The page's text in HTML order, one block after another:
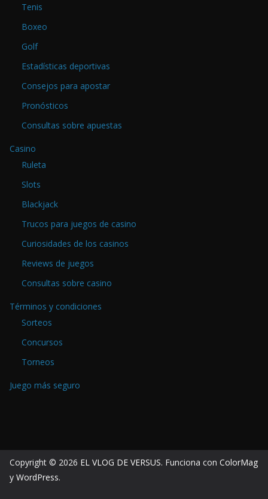
Tenis
Boxeo
Golf
Estadísticas deportivas
Consejos para apostar
Pronósticos
Consultas sobre apuestas
Casino
Ruleta
Slots
Blackjack
Trucos para juegos de casino
Curiosidades de los casinos
Reviews de juegos
Consultas sobre casino
Términos y condiciones
Sorteos
Concursos
Torneos
Juego más seguro
Copyright © 2026 EL VLOG DE VERSUS. Funciona con ColorMag
y WordPress.